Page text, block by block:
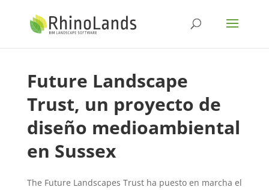
Future Landscape
Trust, un proyecto de
diseño medioambiental
en Sussex
The Future Landscapes Trust ha puesto en marcha el